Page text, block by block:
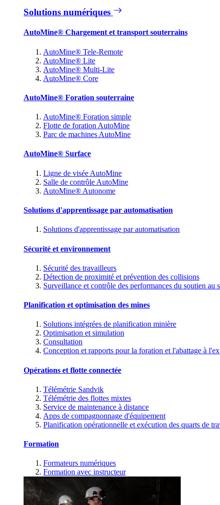
Solutions numériques
AutoMine® Chargement et transport souterrains
AutoMine® Tele-Remote
AutoMine® Lite
AutoMine® Multi-Lite
AutoMine® Core
AutoMine® Foration souterraine
AutoMine® Foration simple
Flotte de foration AutoMine
Parc de machines AutoMine
AutoMine® Surface
Ligne de visée AutoMine
Salle de contrôle AutoMine
AutoMine® Autonome
Solutions d'apprentissage par automatisation
Solutions d'apprentissage par automatisation
Sécurité et environnement
Sécurité des travailleurs
Détection de proximité et prévention des collisions
Surveillance et contrôle des performances du soutien au
Planification et optimisation des mines
Solutions intégrées de planification minière
Optimisation et simulation
Consultation
Conception et rapports pour la foration et l'abattage à
Opérations et flotte connectée
Télémétrie Sandvik
Télémétrie des flottes mixtes
Service de maintenance à distance
Apps de compagnonnage d'équipement
Planification opérationnelle et exécution des quarts de
Formation
Formateurs numériques
Formation avec instructeur